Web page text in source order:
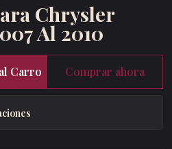
Chrysler
Al 2010
Carro Comprar ahora